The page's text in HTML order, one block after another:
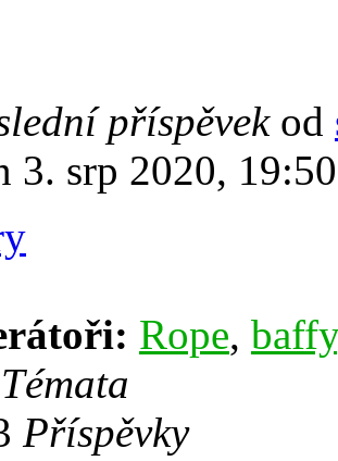
příspěvekod
3. srp 2020, 19:50
Rope, baffy
Témata
Příspěvky